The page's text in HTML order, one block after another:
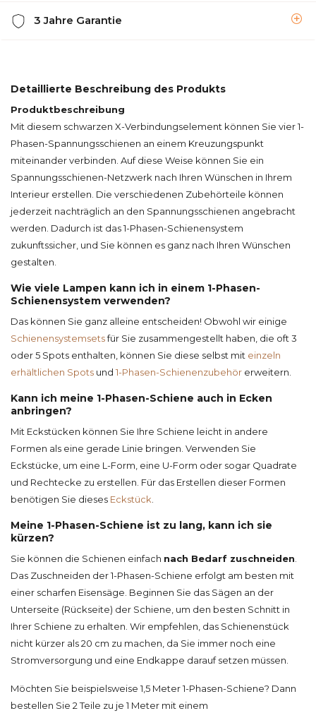
3 Jahre Garantie
Detaillierte Beschreibung des Produkts
Produktbeschreibung
Mit diesem schwarzen X-Verbindungselement können Sie vier 1-
Phasen-Spannungsschienen an einem Kreuzungspunkt
miteinander verbinden. Auf diese Weise können Sie ein
Spannungsschienen-Netzwerk nach Ihren Wünschen in Ihrem
Interieur erstellen. Die verschiedenen Zubehörteile können
jederzeit nachträglich an den Spannungsschienen angebracht
werden. Dadurch ist das 1-Phasen-Schienensystem
zukunftssicher, und Sie können es ganz nach Ihren Wünschen
gestalten.
Wie viele Lampen kann ich in einem 1-Phasen-
Schienensystem verwenden?
Das können Sie ganz alleine entscheiden! Obwohl wir einige
Schienensystemsetsfür Sie zusammengestellt haben, die oft 3
oder 5 Spots enthalten, können Sie diese selbst mit einzeln
erhältlichen Spots und 1-Phasen-Schienenzubehör erweitern.
Kann ich meine 1-Phasen-Schiene auch in Ecken
anbringen?
Mit Eckstücken können Sie Ihre Schiene leicht in andere
Formen als eine gerade Linie bringen. Verwenden Sie
Eckstücke, um eine L-Form, eine U-Form oder sogar Quadrate
und Rechtecke zu erstellen. Für das Erstellen dieser Formen
benötigen Sie dieses Eckstück
Meine 1-Phasen-Schiene ist zu lang, kann ich sie
kürzen?
Sie können die Schienen einfach nach Bedarf zuschneiden
Das Zuschneiden der 1-Phasen-Schiene erfolgt am besten mit
einer scharfen Eisensäge. Beginnen Sie das Sägen an der
Unterseite (Rückseite) der Schiene, um den besten Schnitt in
Ihrer Schiene zu erhalten. Wir empfehlen, das Schienenstück
nicht kürzer als 20 cm zu machen, da Sie immer noch eine
Stromversorgung und eine Endkappe darauf setzen müssen.
Möchten Sie beispielsweise 1,5 Meter 1-Phasen-Schiene? Dann
bestellen Sie 2 Teile zu je 1 Meter mit einem